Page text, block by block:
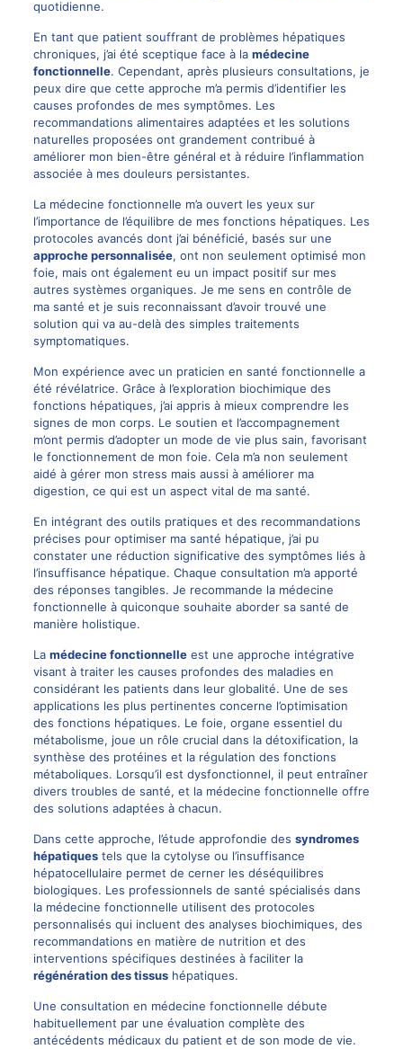
quotidienne.
En tant que patient souffrant de problèmes hépatiques
chroniques, j’ai été sceptique face à la médecine
fonctionnelle. Cependant, après plusieurs consultations, je
peux dire que cette approche m’a permis d’identifier les
causes profondes de mes symptômes. Les
recommandations alimentaires adaptées et les solutions
naturelles proposées ont grandement contribué à
améliorer mon bien-être général et à réduire l’inflammation
associée à mes douleurs persistantes.
La médecine fonctionnelle m’a ouvert les yeux sur
l’importance de l’équilibre de mes fonctions hépatiques. Les
protocoles avancés dont j’ai bénéficié, basés sur une
approche personnalisée, ont non seulement optimisé mon
foie, mais ont également eu un impact positif sur mes
autres systèmes organiques. Je me sens en contrôle de
ma santé et je suis reconnaissant d’avoir trouvé une
solution qui va au-delà des simples traitements
symptomatiques.
Mon expérience avec un praticien en santé fonctionnelle a
été révélatrice. Grâce à l’exploration biochimique des
fonctions hépatiques, j’ai appris à mieux comprendre les
signes de mon corps. Le soutien et l’accompagnement
m’ont permis d’adopter un mode de vie plus sain, favorisant
le fonctionnement de mon foie. Cela m’a non seulement
aidé à gérer mon stress mais aussi à améliorer ma
digestion, ce qui est un aspect vital de ma santé.
En intégrant des outils pratiques et des recommandations
précises pour optimiser ma santé hépatique, j’ai pu
constater une réduction significative des symptômes liés à
l’insuffisance hépatique. Chaque consultation m’a apporté
des réponses tangibles. Je recommande la médecine
fonctionnelle à quiconque souhaite aborder sa santé de
manière holistique.
La médecine fonctionnelleest une approche intégrative
visant à traiter les causes profondes des maladies en
considérant les patients dans leur globalité. Une de ses
applications les plus pertinentes concerne l’optimisation
des fonctions hépatiques. Le foie, organe essentiel du
métabolisme, joue un rôle crucial dans la détoxification, la
synthèse des protéines et la régulation des fonctions
métaboliques. Lorsqu’il est dysfonctionnel, il peut entraîner
divers troubles de santé, et la médecine fonctionnelle offre
des solutions adaptées à chacun.
Dans cette approche, l’étude approfondie des syndromes
hépatiquestels que la cytolyse ou l’insuffisance
hépatocellulaire permet de cerner les déséquilibres
biologiques. Les professionnels de santé spécialisés dans
la médecine fonctionnelle utilisent des protocoles
personnalisés qui incluent des analyses biochimiques, des
recommandations en matière de nutrition et des
interventions spécifiques destinées à faciliter la
régénération des tissushépatiques.
Une consultation en médecine fonctionnelle débute
habituellement par une évaluation complète des
antécédents médicaux du patient et de son mode de vie.